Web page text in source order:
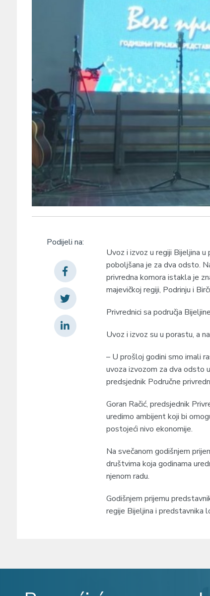
Podijeli na:
Uvoz i izvoz u regiji Bijeljina
poboljšana je za dva odsto.
privredna komora istakla je
majevičkoj regiji, Podrinju i
Privrednici sa područja
Uvoz i izvoz su u porastu, a
– U prošloj godini smo imali
uvoza izvozom za dva odsto
predsjednik Područne
Goran Račić, predsjednik
uredimo ambijent koji bi
postojeći nivo ekonomije.
Na svečanom godišnjem
društvima koja godinama
njenom radu.
Godišnjem prijemu
regije Bijeljina i predstavnika